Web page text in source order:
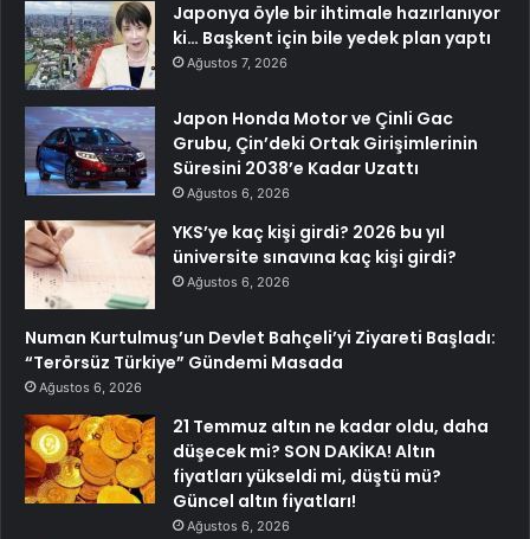
Japonya öyle bir ihtimale hazırlanıyor
ki… Başkent için bile yedek plan yaptı
Ağustos 7, 2026
Japon Honda Motor ve Çinli Gac
Grubu, Çin’deki Ortak Girişimlerinin
Süresini 2038’e Kadar Uzattı
Ağustos 6, 2026
YKS’ye kaç kişi girdi? 2026 bu yıl
üniversite sınavına kaç kişi girdi?
Ağustos 6, 2026
Numan Kurtulmuş’un Devlet Bahçeli’yi Ziyareti Başladı:
“Terörsüz Türkiye” Gündemi Masada
Ağustos 6, 2026
21 Temmuz altın ne kadar oldu, daha
düşecek mi? SON DAKİKA! Altın
fiyatları yükseldi mi, düştü mü?
Güncel altın fiyatları!
Ağustos 6, 2026